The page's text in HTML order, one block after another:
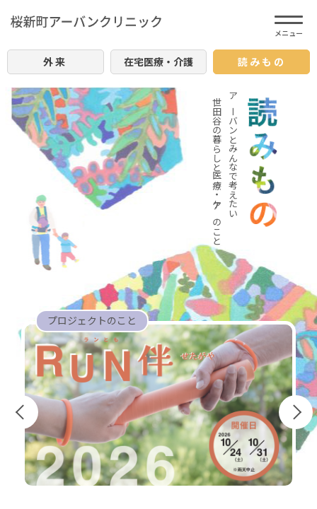
外来 在宅医療・介護 読みもの
アーバンとみんなで考えたい
世田谷の暮らしと医療・ケアのこと
プロジェクトのこと